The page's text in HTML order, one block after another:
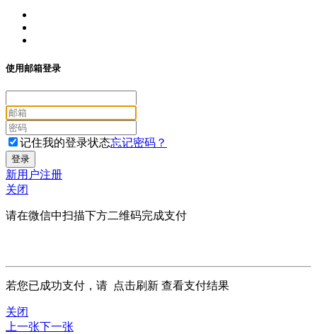
使用邮箱登录
记住我的登录状态忘记密码？
新用户注册
关闭
请在微信中扫描下方二维码完成支付
若您已成功支付，请 点击刷新 查看支付结果
关闭
上一张下一张